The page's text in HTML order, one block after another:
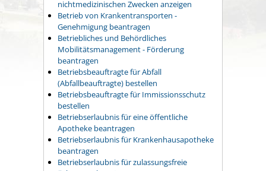
nichtmedizinischen Zwecken anzeigen
Betrieb von Krankentransporten -
Genehmigung beantragen
Betriebliches und Behördliches
Mobilitätsmanagement - Förderung
beantragen
Betriebsbeauftragte für Abfall
(Abfallbeauftragte) bestellen
Betriebsbeauftragte für Immissionsschutz
bestellen
Betriebserlaubnis für eine öffentliche
Apotheke beantragen
Betriebserlaubnis für Krankenhausapotheke
beantragen
Betriebserlaubnis für zulassungsfreie